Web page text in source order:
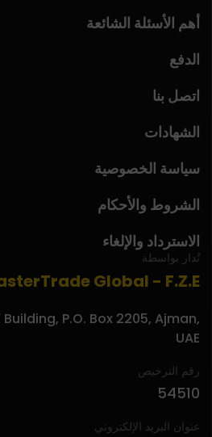
تُدار بواسطة
Global - F.Z.E
P.O. Box 2205, Ajman,
UAE
رقم الترخيص
54510
عنوان البريد الإلكتروني
أهم الأسئلة الشائعة
الدفع
اتصل بنا
الشهادات
سياسة الخصوصية
الشروط والأحكام
الاسترداد والإلغاء